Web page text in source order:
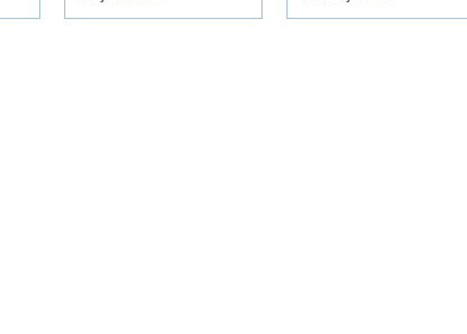
Genom att dra ut
sommar och ...